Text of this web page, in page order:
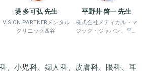
堤 多可弘 先生
VISION PARTNERメンタル
クリニック四谷
平野井 啓一 先生
株式会社メディカル・マ
ジック・ジャパン、平野
、小児科、婦人科、皮膚科、眼科、耳